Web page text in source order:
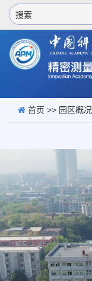
首页 >> 园区概况